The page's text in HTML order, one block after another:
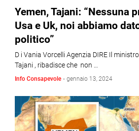
Yemen, Tajani: “Nessuna
Usa e Uk, noi abbiamo
politico”
D i Vania Vorcelli Agenzia DIRE Il
Tajani , ribadisce che non …
Info Consapevole - gennaio 13, 2024